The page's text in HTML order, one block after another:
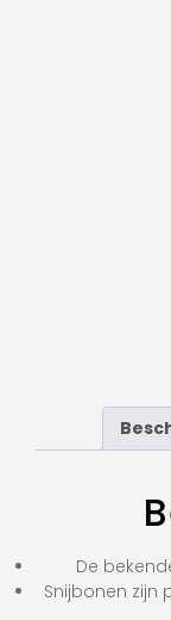
De
Snijbonen zijn